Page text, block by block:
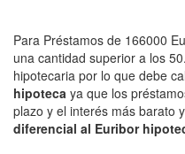
Para Préstamos de 166000
una cantidad superior a los
hipotecaria por lo que debe
hipoteca ya que los
plazo y el interés más barato
diferencial al Euribor